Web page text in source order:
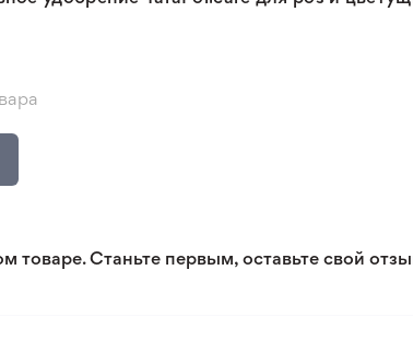
товаре. Станьте первым, оставьте свой